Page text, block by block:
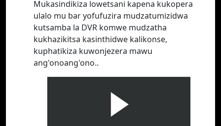
Mukasindikiza lowetsani kapena kukopera
ulalo mu bar yofufuzira mudzatumizidwa
kutsamba la DVR komwe mudzatha
kukhazikitsa kasinthidwe kalikonse,
kuphatikiza kuwonjezera mawu
ang'onoang'ono..